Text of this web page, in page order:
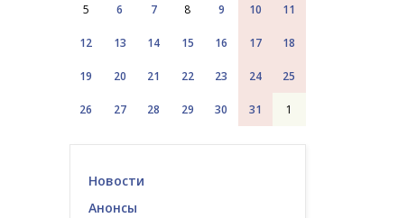
5 6 7 8 9 10 11
12 13 14 15 16 17 18
19 20 21 22 23 24 25
26 27 28 29 30 31 1
Новости
Анонсы